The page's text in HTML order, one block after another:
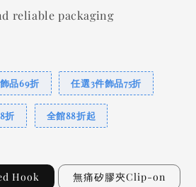
reliable packaging
品69折 任選3件飾品75折
折 全館88折起
Hook 無痛矽膠夾Clip-on